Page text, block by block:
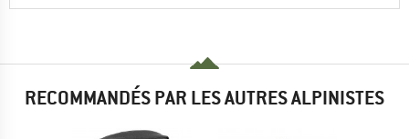
RECOMMANDÉS PAR LES AUTRES ALPINISTES